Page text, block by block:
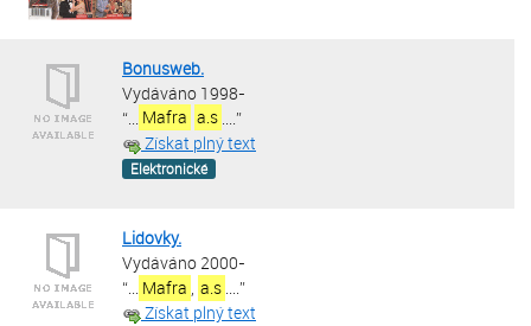
Bonusweb.
Vydáváno 1998-
“
Mafra a.s ....”
Získat plný text
Elektronické
Lidovky.
Vydáváno 2000-
“... Mafra , a.s ....”
Získat plný text